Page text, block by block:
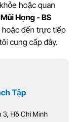
hoặc quan
Họng - BS
hoặc đến trực tiếp
cung cấp đây.
Tập
3, Hồ Chí Minh